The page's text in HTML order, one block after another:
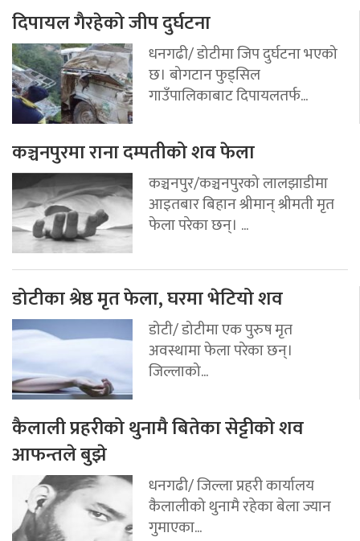
दिपायल गैरहेको जीप दुर्घटना
धनगढी/ डोटीमा जिप दुर्घटना भएको
छ। बोगटान फुड्सिल
गाउँपालिकाबाट दिपायलतर्फ...
कञ्चनपुरमा राना दम्पतीको शव फेला
कञ्चनपुर/कञ्चनपुरको लालझाडीमा
आइतबार बिहान श्रीमान् श्रीमती मृत
फेला परेका छन्। ...
डोटीका श्रेष्ठ मृत फेला, घरमा भेटियो शव
डोटी/ डोटीमा एक पुरुष मृत
अवस्थामा फेला परेका छन्।
जिल्लाको...
कैलाली प्रहरीको थुनामै बितेका सेट्टीको शव
आफन्तले बुझे
धनगढी/ जिल्ला प्रहरी कार्यालय
कैलालीको थुनामै रहेका बेला ज्यान
गुमाएका...